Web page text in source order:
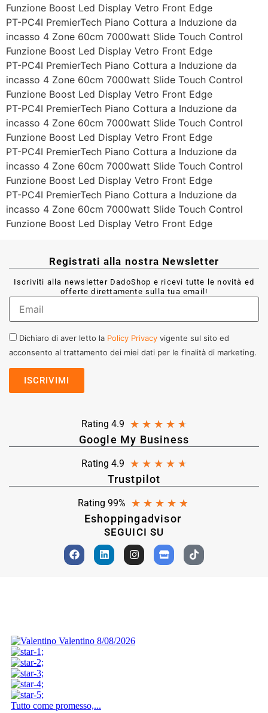
Funzione Boost Led Display Vetro Front Edge
PT-PC4I PremierTech Piano Cottura a Induzione da
incasso 4 Zone 60cm 7000watt Slide Touch Control
Funzione Boost Led Display Vetro Front Edge
PT-PC4I PremierTech Piano Cottura a Induzione da
incasso 4 Zone 60cm 7000watt Slide Touch Control
Funzione Boost Led Display Vetro Front Edge
PT-PC4I PremierTech Piano Cottura a Induzione da
incasso 4 Zone 60cm 7000watt Slide Touch Control
Funzione Boost Led Display Vetro Front Edge
PT-PC4I PremierTech Piano Cottura a Induzione da
incasso 4 Zone 60cm 7000watt Slide Touch Control
Funzione Boost Led Display Vetro Front Edge
PT-PC4I PremierTech Piano Cottura a Induzione da
incasso 4 Zone 60cm 7000watt Slide Touch Control
Funzione Boost Led Display Vetro Front Edge
Registrati alla nostra Newsletter
Iscriviti alla newsletter DadoShop e ricevi tutte le novità ed
offerte direttamente sulla tua email!
Dichiaro di aver letto la Policy Privacy vigente sul sito ed
acconsento al trattamento dei miei dati per le finalità di marketing.
Rating 4.9 ★ ★ ★ ★ ★
Google My Business
Rating 4.9 ★ ★ ★ ★ ★
Trustpilot
Rating 99% ★ ★ ★ ★ ★
Eshoppingadvisor
SEGUICI SU